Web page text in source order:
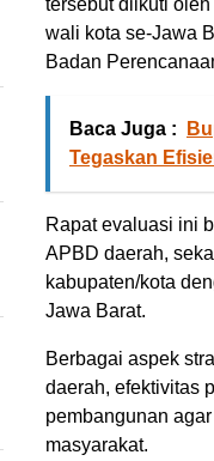
tersebut diikuti
wali kota se-Jawa
Badan
Baca Juga :
Tegaskan
Rapat evaluasi ini
APBD daerah,
kabupaten/kota
Jawa Barat.
Berbagai aspek
daerah, efektivitas
pembangunan
masyarakat.